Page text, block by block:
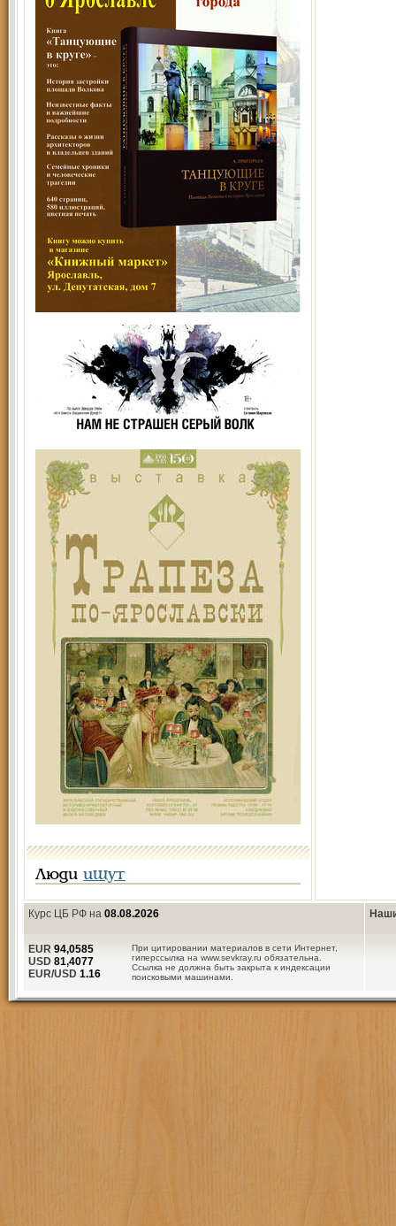
Люди ищут
Курс ЦБ РФ на 08.08.2026
При цитировании материалов в сети Интернет,
гиперссылка на www.sevkray.ru обязательна.
Ссылка не должна быть закрыта к индексации
поисковыми машинами.
EUR 94,0585
USD 81,4077
EUR/USD 1.16